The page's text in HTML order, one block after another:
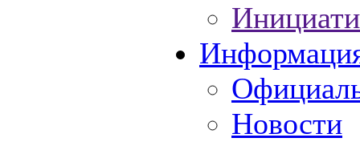
Новости